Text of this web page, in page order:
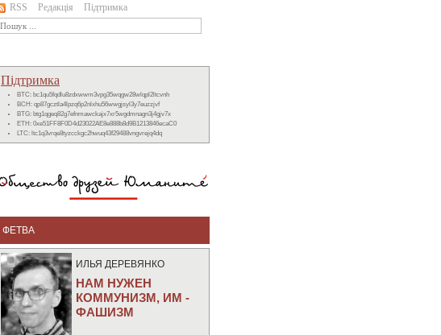
RSS Редакція Підтримка
Підтримка
BTC: bc1qu5fqdlu8zdxwwm3vpg35wqgw28wlqpl2ltcvnh
BCH: qp87gcztla4lpzq6p2nlxhu56wwgjsyl3y7euzzjvf
BTG: btg1qgeq82g7efnmawckajx7xr5wgdmnagn3j4gjv7x
ETH: 0xe51FF8F0D4d23022AE8e888b8d9B1213846ecaC0
LTC: ltc1q3vrqe8tyzcckgc2hwuq43f29488vngvrejq4dq
ФЕТВА
ИЛЬЯ ДЕРЕВЯНКО
НАМ НУЖЕН
КОММУНИЗМ, ИМ -
ФАШИЗМ